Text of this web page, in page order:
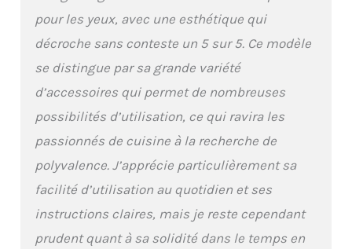
pour les yeux, avec une esthétique qui
décroche sans conteste un 5 sur 5. Ce modèle
se distingue par sa grande variété
d’accessoires qui permet de nombreuses
possibilités d’utilisation, ce qui ravira les
passionnés de cuisine à la recherche de
polyvalence. J’apprécie particulièrement sa
facilité d’utilisation au quotidien et ses
instructions claires, mais je reste cependant
prudent quant à sa solidité dans le temps en